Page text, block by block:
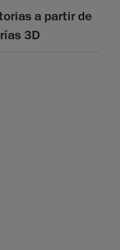
a partir de
3D